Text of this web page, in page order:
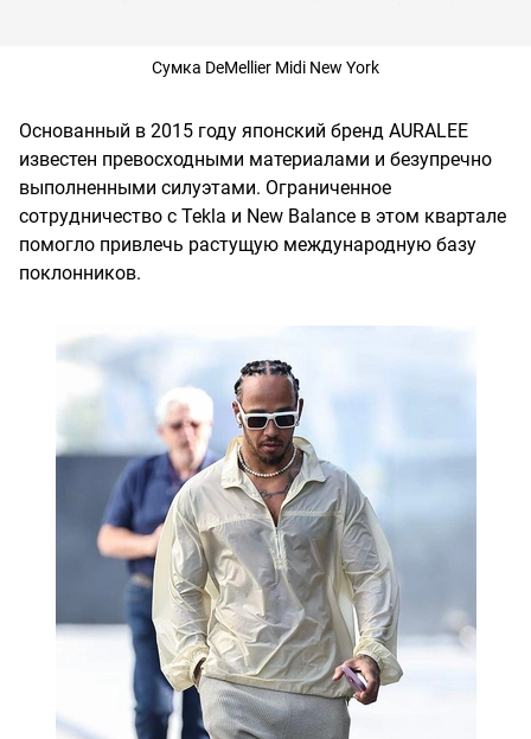
Сумка DeMellier Midi New York
Основанный в 2015 году японский бренд AURALEE
известен превосходными материалами и безупречно
выполненными силуэтами. Ограниченное
сотрудничество с Tekla и New Balance в этом квартале
помогло привлечь растущую международную базу
поклонников.